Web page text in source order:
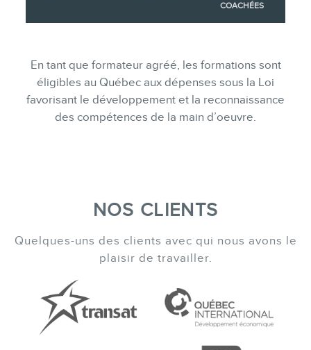
COACHÉES
En tant que formateur agréé, les formations sont
éligibles au Québec aux dépenses sous la Loi
favorisant le développement et la reconnaissance
des compétences de la main d’oeuvre.
NOS CLIENTS
Quelques-uns des clients avec qui nous avons le
plaisir de travailler.